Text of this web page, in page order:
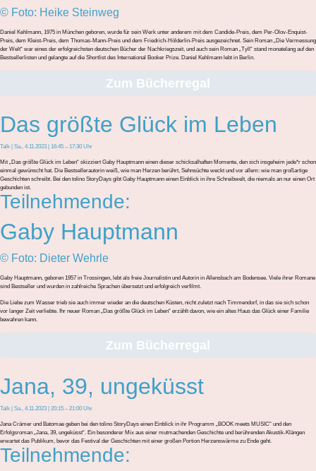
© Foto: Heike Steinweg
Daniel Kehlmann, 1975 in München geboren, wurde für sein Werk unter anderem mit dem Candide-Preis, dem Per-Olov-Enquist-
Preis, dem Kleist-Preis, dem Thomas-Mann-Preis und dem Friedrich-Hölderlin-Preis ausgezeichnet. Sein Roman „Die Vermessung
der Welt“ war eines der erfolgreichsten deutschen Bücher der Nachkriegszeit, und auch sein Roman „Tyll“ stand monatelang auf den
Bestsellerlisten und gelangte auf die Shortlist des International Booker Prize. Daniel Kehlmann lebt in Berlin.
Zum Bücherregal
Das größte Glück im Leben
Talk | Sa., 4.11.2023 | 16:45 – 17:30 Uhr
Mit „Das größte Glück im Leben“ skizziert Gaby Hauptmann einen dieser schicksalhaften Momente, den sich insgeheim jede*r schon
einmal gewünscht hat. Die Bestsellerautorin weiß, wie man Herzen berührt, Sehnsüchte weckt und vor allem: wie man großartige
Geschichten schreibt. Bei den tolino StoryDays gibt Gaby Hauptmann einen Einblick in ihre Schreibwelt, die niemals an nur einen Ort
gebunden ist.
Teilnehmende:
Gaby Hauptmann
© Foto: Dieter Wehrle
Gaby Hauptmann, geboren 1957 in Trossingen, lebt als freie Journalistin und Autorin in Allensbach am Bodensee. Viele ihrer Romane
sind Bestseller und wurden in zahlreiche Sprachen übersetzt und erfolgreich verfilmt.
Die Liebe zum Wasser trieb sie auch immer wieder an die deutschen Küsten, nicht zuletzt nach Timmendorf, in das sie sich schon
vor langer Zeit verliebte. Ihr neuer Roman „Das größte Glück im Leben“ erzählt davon, wie ein altes Haus das Glück einer Familie
bewahren kann.
Zum Bücherregal
Jana, 39, ungeküsst
Talk | Sa., 4.11.2023 | 20:15 – 21:00 Uhr
Jana Crämer und Batomae geben bei den tolino StoryDays einen Einblick in ihr Programm „BOOK meets MUSIC“ und den
Erfolgsroman „Jana, 39, ungeküsst“. Ein besonderer Mix aus einer mutmachenden Geschichte und berührenden Akustik-Klängen
erwartet das Publikum, bevor das Festival der Geschichten mit einer großen Portion Herzenswärme zu Ende geht.
Teilnehmende: